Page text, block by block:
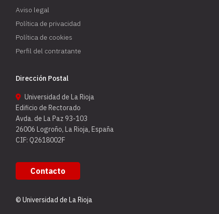
Aviso legal
Política de privacidad
Política de cookies
Perfil del contratante
Dirección Postal
Universidad de La Rioja
Edificio de Rectorado
Avda. de La Paz 93-103
26006 Logroño, La Rioja, España
CIF: Q2618002F
Contacto
© Universidad de La Rioja